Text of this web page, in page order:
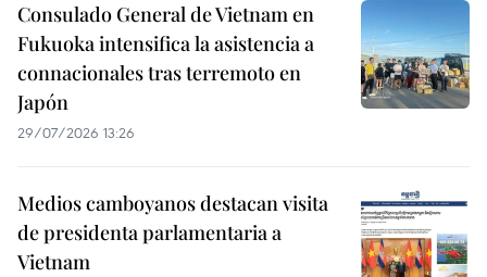
Consulado General de Vietnam en
Fukuoka intensifica la asistencia a
connacionales tras terremoto en
Japón
29/07/2026 13:26
Medios camboyanos destacan visita
de presidenta parlamentaria a
Vietnam